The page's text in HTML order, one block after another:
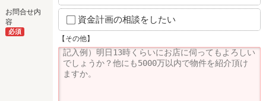
お問合せ内
容
必須
資金計画の相談をしたい
【その他】